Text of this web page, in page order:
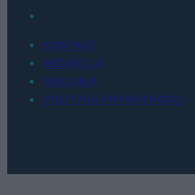
KONTAKT
REDAKCJA
REKLAMA
POLITYKA PRYWATNOŚCI